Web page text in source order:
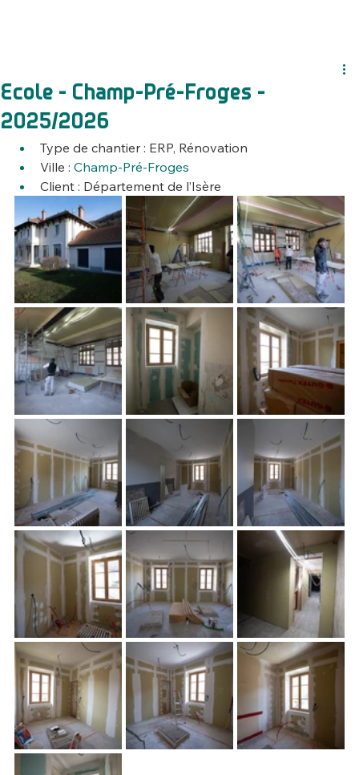
Ecole - Champ-Pré-Froges -
2025/2026
Type de chantier : ERP, Rénovation
Ville : Champ-Pré-Froges
Client : Département de l’Isère